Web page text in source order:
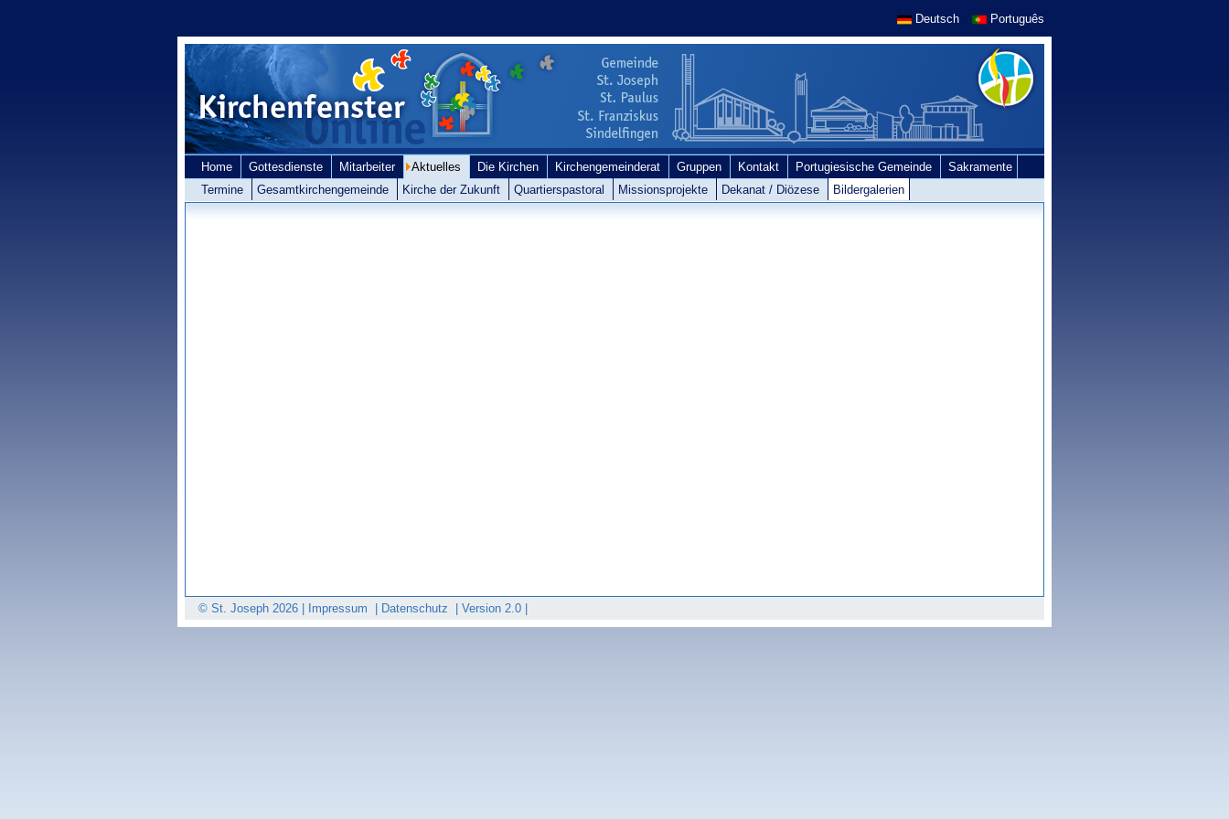
Deutsch Português
Home Gottesdienste Mitarbeiter Aktuelles Die Kirchen Kirchengemeinderat Gruppen Kontakt Portugiesische Gemeinde
Sakramente
Termine
Gesamtkirchengemeinde Kirche der Zukunft Quartierspastoral Missionsprojekte Dekanat / Diözese Bildergalerien
© St. Joseph 2026 | Impressum Datenschutz Version 2.0 |